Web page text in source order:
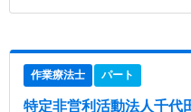
作業療法士 パート
特定非営利活動法人千代